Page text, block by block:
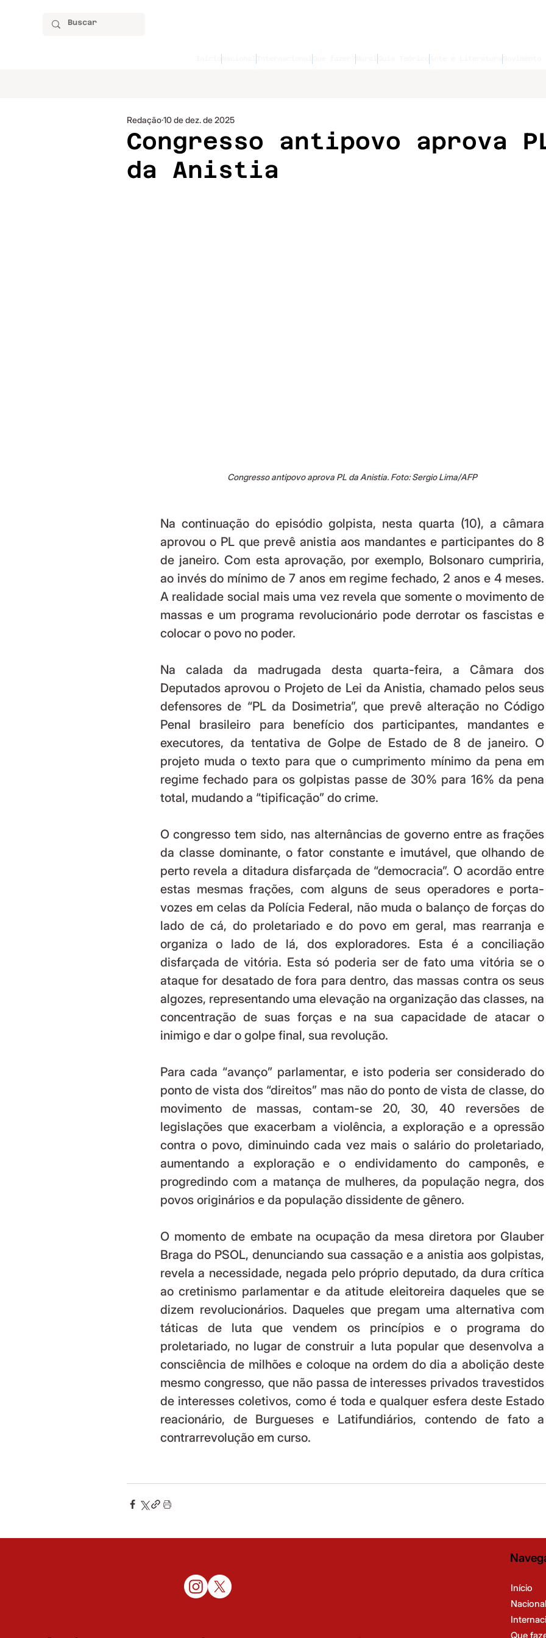
Congresso antipovo aprova
da Anistia
Redação10 de dez. de 2025
Congresso antipovo aprova PL da Anistia. Foto: Sergio Lima/AFP
Na continuação do episódio golpista, nesta quarta (10), a câmara
aprovou o PL que prevê anistia aos mandantes e participantes do 8
de janeiro. Com esta aprovação, por exemplo, Bolsonaro cumpriria,
ao invés do mínimo de 7 anos em regime fechado, 2 anos e 4 meses.
A realidade social mais uma vez revela que somente o movimento de
massas e um programa revolucionário pode derrotar os fascistas e
colocar o povo no poder.
Na calada da madrugada desta quarta-feira, a Câmara dos
Deputados aprovou o Projeto de Lei da Anistia, chamado pelos seus
defensores de “PL da Dosimetria”, que prevê alteração no Código
Penal brasileiro para benefício dos participantes, mandantes e
executores, da tentativa de Golpe de Estado de 8 de janeiro. O
projeto muda o texto para que o cumprimento mínimo da pena em
regime fechado para os golpistas passe de 30% para 16% da pena
total, mudando a “tipificação” do crime.
O congresso tem sido, nas alternâncias de governo entre as frações
da classe dominante, o fator constante e imutável, que olhando de
perto revela a ditadura disfarçada de “democracia”. O acordão entre
estas mesmas frações, com alguns de seus operadores e porta-
vozes em celas da Polícia Federal, não muda o balanço de forças do
lado de cá, do proletariado e do povo em geral, mas rearranja e
organiza o lado de lá, dos exploradores. Esta é a conciliação
disfarçada de vitória. Esta só poderia ser de fato uma vitória se o
ataque for desatado de fora para dentro, das massas contra os seus
algozes, representando uma elevação na organização das classes, na
concentração de suas forças e na sua capacidade de atacar o
inimigo e dar o golpe final, sua revolução.
Para cada “avanço” parlamentar, e isto poderia ser considerado do
ponto de vista dos “direitos” mas não do ponto de vista de classe, do
movimento de massas, contam-se 20, 30, 40 reversões de
legislações que exacerbam a violência, a exploração e a opressão
contra o povo, diminuindo cada vez mais o salário do proletariado,
aumentando a exploração e o endividamento do camponês, e
progredindo com a matança de mulheres, da população negra, dos
povos originários e da população dissidente de gênero.
O momento de embate na ocupação da mesa diretora por Glauber
Braga do PSOL, denunciando sua cassação e a anistia aos golpistas,
revela a necessidade, negada pelo próprio deputado, da dura crítica
ao cretinismo parlamentar e da atitude eleitoreira daqueles que se
dizem revolucionários. Daqueles que pregam uma alternativa com
táticas de luta que vendem os princípios e o programa do
proletariado, no lugar de construir a luta popular que desenvolva a
consciência de milhões e coloque na ordem do dia a abolição deste
mesmo congresso, que não passa de interesses privados travestidos
de interesses coletivos, como é toda e qualquer esfera deste Estado
reacionário, de Burgueses e Latifundiários, contendo de fato a
contrarrevolução em curso.
Início
Nacional
Que